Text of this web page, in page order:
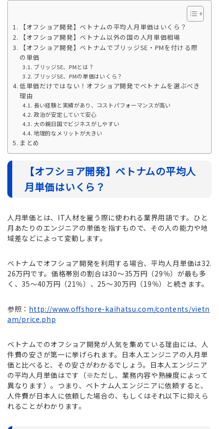
【オフショア開発】ベトナムの平均人月単価はいくら？
【オフショア開発】ベトナム以外の国の人月単価相場
【オフショア開発】ベトナムでブリッジSE・PMを付ける際
の単価
ブリッジSE、PMとは？
ブリッジSE、PMの単価はいくら？
低単価だけではない！オフショア開発でベトナムを選ぶべき
理由
長い経験と実績があり、コストパフォーマンスが高い
政治が安定していて安心
大の親日国でビジネスがしやすい
地理的なメリットが大きい
まとめ
【オフショア開発】ベトナムの平均人
月単価はいくら？
人月単価とは、IT人材を雇う際に使われる業界用語です。ひと
月あたりのエンジニアの単価を指すもので、その人の能力や地
域差などによって変動します。
ベトナムでオフショア開発を利用する場合、平均人月単価は32.
26万円です。価格帯別の割合は30～35万円（29％）が最も多
く、35～40万円（21％）、25～30万円（19％）と続きます。
参照： http://www.offshore-kaihatsu.com/contents/vietn
am/price.php
ベトナムでのオフショア開発が人気を集めている理由には、人
件費の安さが第一に挙げられます。日本人エンジニアの人月単
価と比べると、その安さがわかるでしょう。日本人エンジニア
の平均人月単価はです（※ただし、業務内容や熟練度によって
異なります）。つまり、ベトナム人エンジニアに依頼すると、
人件費が日本人に依頼した場合の、もしくはそれ以下に抑えら
れることがわかります。